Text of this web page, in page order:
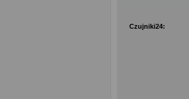
Czujniki24: